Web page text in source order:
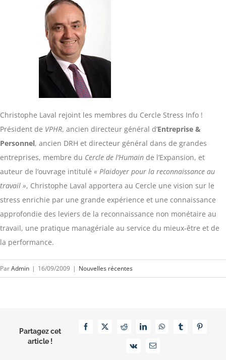
Christophe Laval rejoint les membres du Cercle Stress Info !
Président de VPHR, ancien directeur général d’Entreprise &
Personnel, ancien DRH et directeur général dans de grandes
entreprises, membre du Cercle de l’Humain de l’Expansion, et
auteur de l’ouvrage intitulé « Plaidoyer pour la reconnaissance au
travail », Christophe Laval apportera au Cercle une vision sur le
stress enrichie par une grande expérience et une connaissance
approfondie des leviers de la reconnaissance non monétaire au
travail, une pratique managériale au service du mieux-être et de
la performance.
ParAdmin | 16/09/2009 | Nouvelles récentes
Partagez cet
article !
Facebook
X RedditLinkedInWhatsAppTumblrPinterest
Vk Email